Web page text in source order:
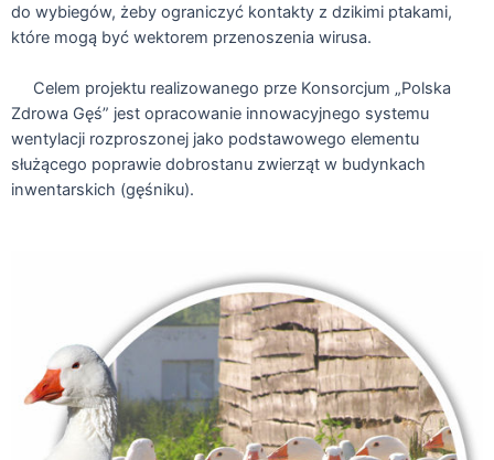
do wybiegów, żeby ograniczyć kontakty z dzikimi ptakami,
które mogą być wektorem przenoszenia wirusa.
Celem projektu realizowanego prze Konsorcjum „Polska
Zdrowa Gęś” jest opracowanie innowacyjnego systemu
wentylacji rozproszonej jako podstawowego elementu
służącego poprawie dobrostanu zwierząt w budynkach
inwentarskich (gęśniku).